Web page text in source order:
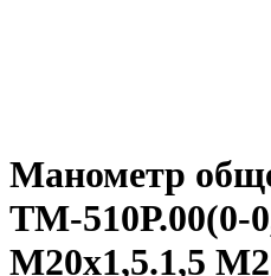
Манометр
ТМ-510Р.00(0-
М20х1,5.1,5 М2